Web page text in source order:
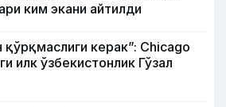
ким экани айтилди
керак”: Chicago
илк ўзбекистонлик Гўзал